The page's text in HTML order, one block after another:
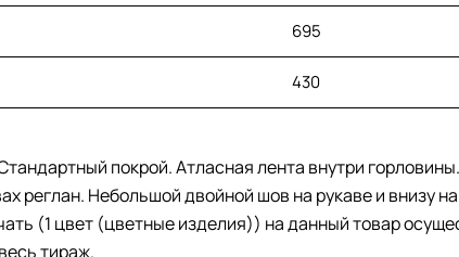
695
430
покрой. Атласная лента внутри
реглан. Небольшой двойной шов на рукаве и
(1 цвет (цветные изделия)) на данный товар
тираж.